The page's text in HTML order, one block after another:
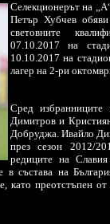
Селекционерът на
Петър Хубчев
световните
07.10.2017 на
10.10.2017 на
лагер на 2-ри
Сред
Димитров и
Добруджа. Ивайло
през сезон 2012/
редиците на
в състава на
преотстъпен от